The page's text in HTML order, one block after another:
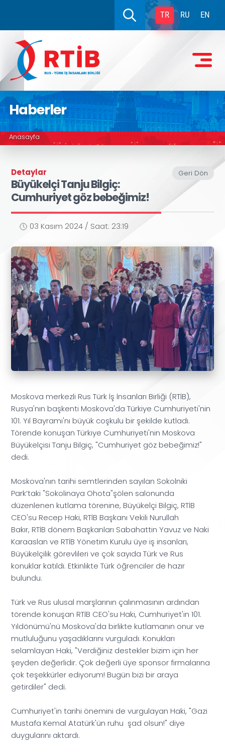
TR RU EN
Haberler
Anasayfa
Geri Dön
Detaylar
Büyükelçi Tanju Bilgiç:
Cumhuriyet göz bebeğimiz!
03 Kasım 2024 / Saat: 23:19
Moskova merkezli Rus Türk İş İnsanları Birliği (RTİB),
Rusya'nın başkenti Moskova'da Türkiye Cumhuriyeti'nin
101. Yıl Bayramı'nı büyük coşkulu bir şekilde kutladı.
Törende konuşan Türkiye Cumhuriyeti'nin Moskova
Büyükelçisi Tanju Bilgiç, "Cumhuriyet göz bebeğimiz!"
dedi.
Moskova'nın tarihi semtlerinden sayılan Sokolniki
Park’taki "Sokolinaya Ohota"şölen salonunda
düzenlenen kutlama törenine, Büyükelçi Bilgiç, RTİB
CEO'su Recep Haki, RTİB Başkanı Vekili Nurullah
Bakır, RTİB dönem Başkanları Sabahattin Yavuz ve Naki
Karaaslan ve RTİB Yönetim Kurulu üye iş insanları,
Büyükelçilik görevlileri ve çok sayıda Türk ve Rus
konuklar katıldı. Etkinlikte Türk öğrenciler de hazır
bulundu.
Türk ve Rus ulusal marşlarının çalınmasının ardından
törende konuşan RTİB CEO'su Haki, Cumhuriyet'in 101.
Yıldönümü'nü Moskova'da birlikte kutlamanın onur ve
mutluluğunu yaşadıklarını vurguladı. Konukları
selamlayan Haki, "Verdiğiniz destekler bizim için her
şeyden değerlidir. Çok değerli üye sponsor firmalarına
çok teşekkürler ediyorum! Bugün bizi bir araya
getirdiler" dedi.
Cumhuriyet'in tarihi önemini de vurgulayan Haki, "Gazi
Mustafa Kemal Atatürk'ün ruhu şad olsun!" diye
duygularını aktardı.